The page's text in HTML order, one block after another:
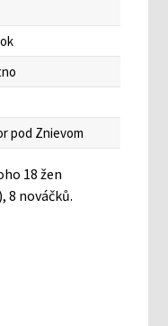
pod Znievom
18 žen
8 nováčků.